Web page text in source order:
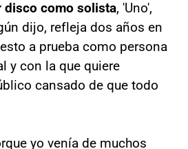
disco como solista, 'Uno',
dijo, refleja dos años en
a prueba como persona
y con la que quiere
cansado de que todo
yo venía de muchos